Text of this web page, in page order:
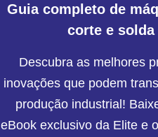
Guia completo de
corte e solda
Descubra as melhores
inovações que podem
produção industrial!
eBook exclusivo da Elite e